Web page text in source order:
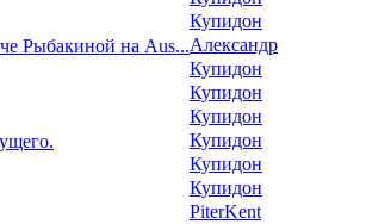
Купидон
Рыбакиной на Aus...Александр
Купидон
Купидон
Купидон
Купидон
Купидон
Купидон
PiterKent